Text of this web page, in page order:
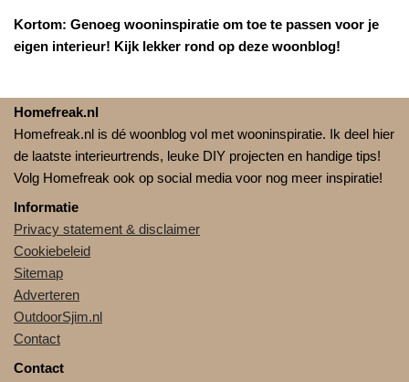
Kortom: Genoeg wooninspiratie om toe te passen voor je
eigen interieur! Kijk lekker rond op deze woonblog!
Homefreak.nl
Homefreak.nl is dé woonblog vol met wooninspiratie. Ik deel hier
de laatste interieurtrends, leuke DIY projecten en handige tips!
Volg Homefreak ook op social media voor nog meer inspiratie!
Informatie
Privacy statement & disclaimer
Cookiebeleid
Sitemap
Adverteren
OutdoorSjim.nl
Contact
Contact